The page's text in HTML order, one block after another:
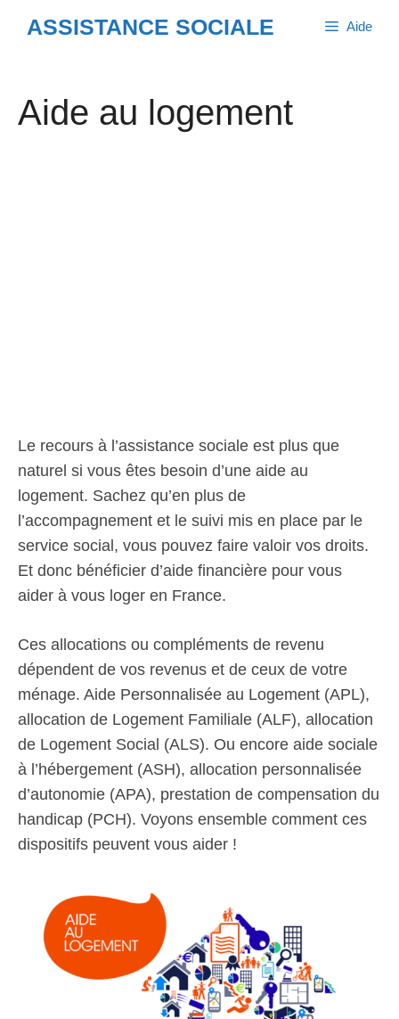
ASSISTANCE SOCIALE Aide
Aide au logement
Le recours à l’assistance sociale est plus que
naturel si vous êtes besoin d’une aide au
logement. Sachez qu’en plus de
l’accompagnement et le suivi mis en place par le
service social, vous pouvez faire valoir vos droits.
Et donc bénéficier d’aide financière pour vous
aider à vous loger en France.
Ces allocations ou compléments de revenu
dépendent de vos revenus et de ceux de votre
ménage. Aide Personnalisée au Logement (APL),
allocation de Logement Familiale (ALF), allocation
de Logement Social (ALS). Ou encore aide sociale
à l’hébergement (ASH), allocation personnalisée
d’autonomie (APA), prestation de compensation du
handicap (PCH). Voyons ensemble comment ces
dispositifs peuvent vous aider !